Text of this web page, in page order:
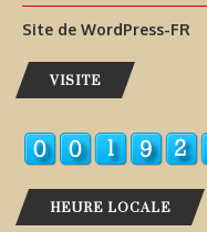
Site de WordPress-FR
VISITE
HEURE LOCALE